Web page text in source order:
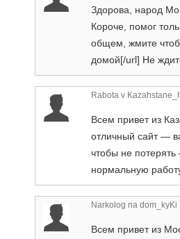
Здорова, народ
Короче, помог
общем, жмите
домой[/url] Не
Rabota v
Всем привет из
отличный сайт —
чтобы не
нормальную
Narkolog na dom_kyKi
Всем привет из